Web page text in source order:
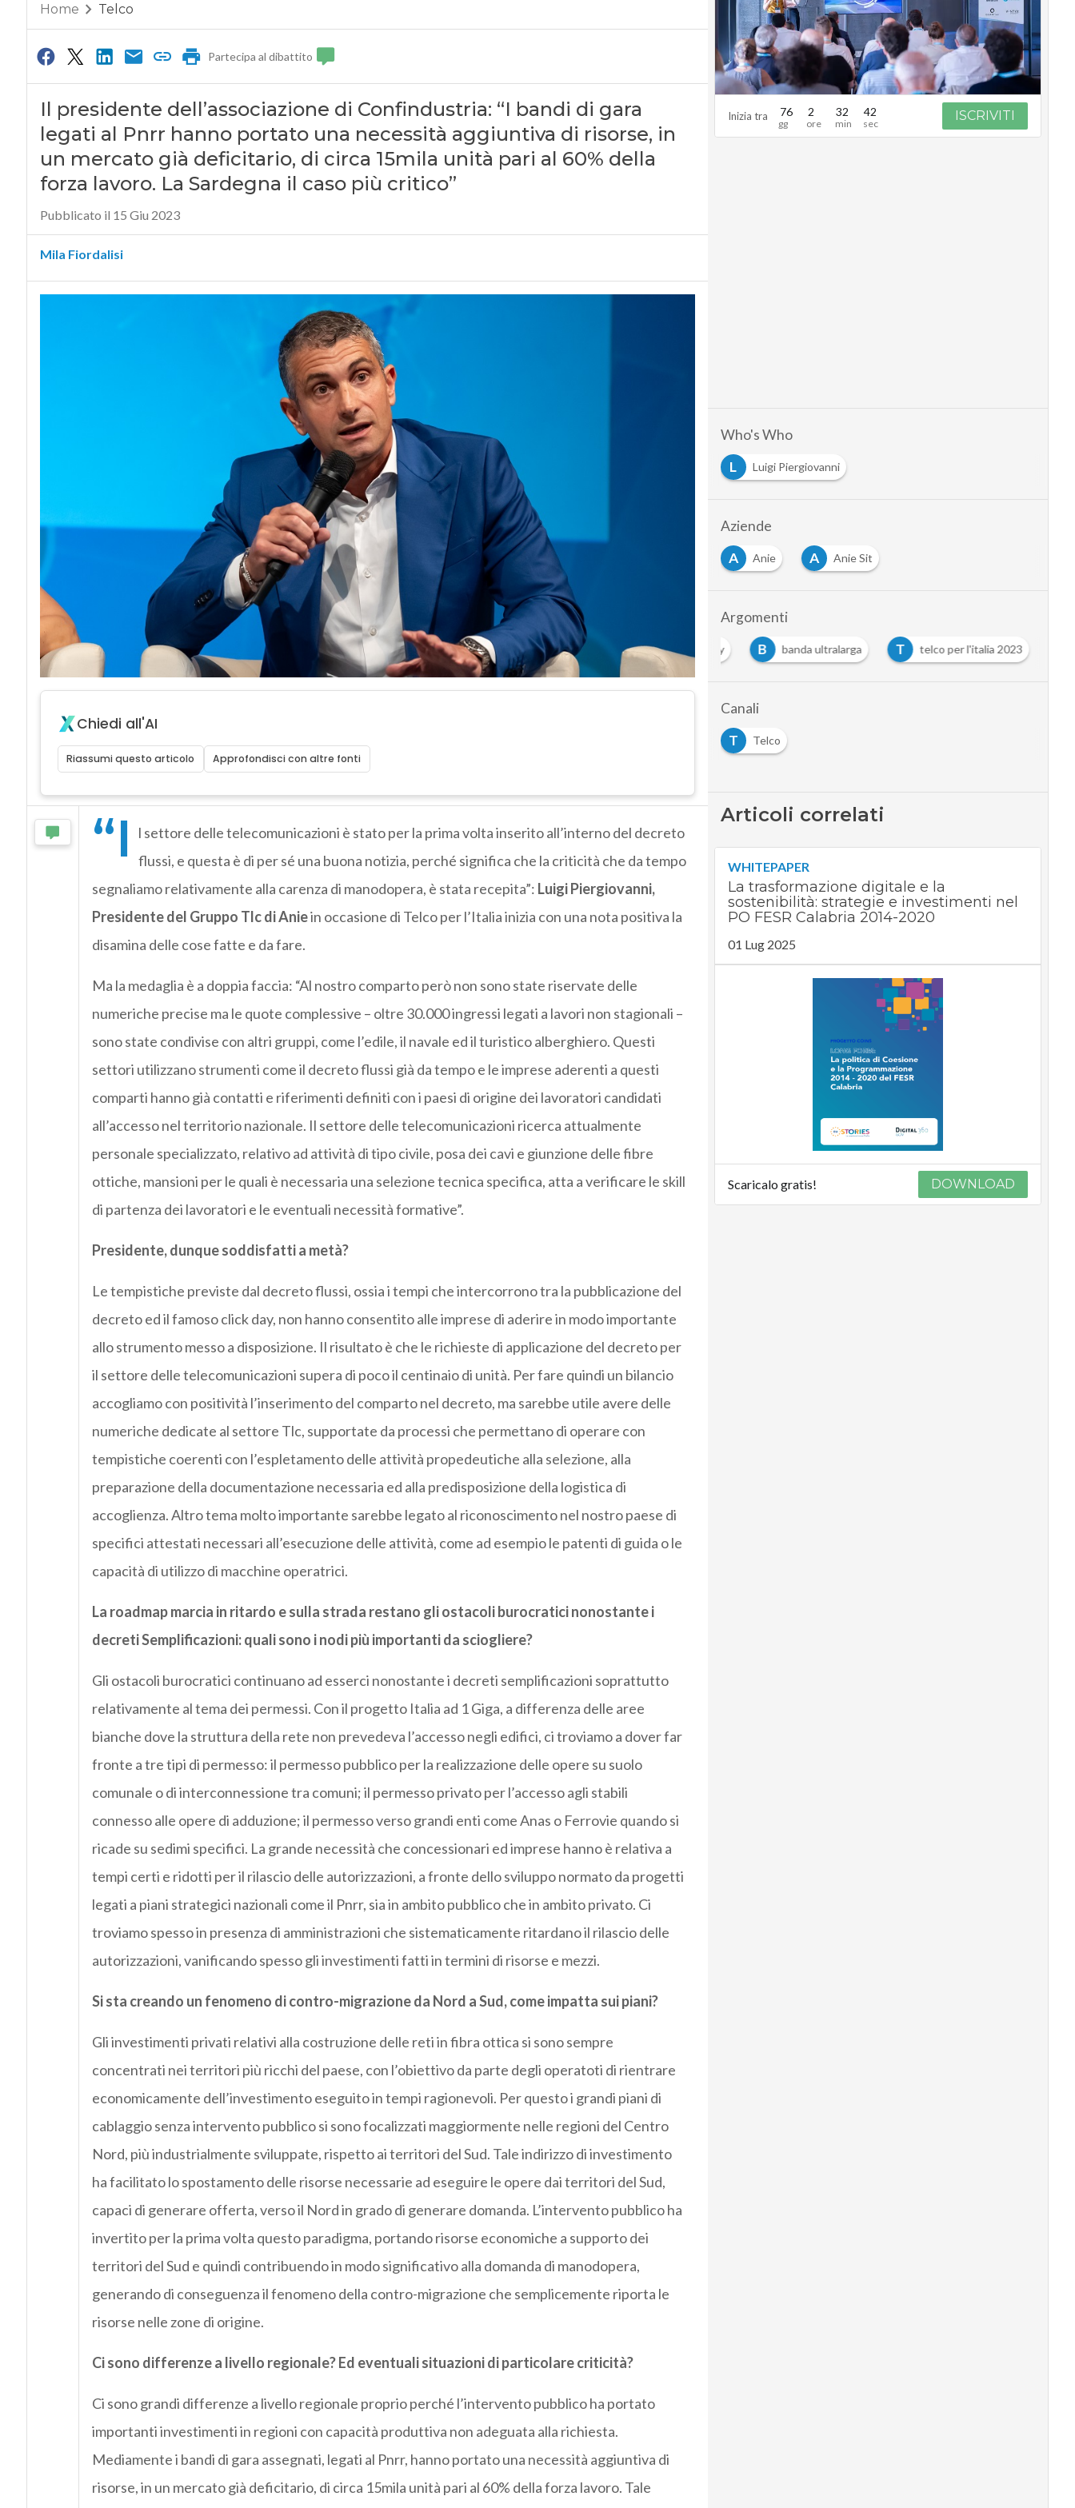
Home Telco
Partecipa al dibattito
Il presidente dell’associazione di Confindustria: “I bandi di gara
legati al Pnrr hanno portato una necessità aggiuntiva di risorse, in
un mercato già deficitario, di circa 15mila unità pari al 60% della
forza lavoro. La Sardegna il caso più critico”
Pubblicato il 15 Giu 2023
Mila Fiordalisi
Chiedi all'AI
Riassumi questo articolo Approfondisci con altre fonti
“I
l settore delle telecomunicazioni è stato per la prima volta inserito all’interno del decreto
flussi, e questa è di per sé una buona notizia, perché significa che la criticità che da tempo
segnaliamo relativamente alla carenza di manodopera, è stata recepita”: Luigi Piergiovanni,
Presidente del Gruppo Tlc di Aniein occasione di Telco per l’Italia inizia con una nota positiva la
disamina delle cose fatte e da fare.
Ma la medaglia è a doppia faccia: “Al nostro comparto però non sono state riservate delle
numeriche precise ma le quote complessive – oltre 30.000 ingressi legati a lavori non stagionali –
sono state condivise con altri gruppi, come l’edile, il navale ed il turistico alberghiero. Questi
settori utilizzano strumenti come il decreto flussi già da tempo e le imprese aderenti a questi
comparti hanno già contatti e riferimenti definiti con i paesi di origine dei lavoratori candidati
all’accesso nel territorio nazionale. Il settore delle telecomunicazioni ricerca attualmente
personale specializzato, relativo ad attività di tipo civile, posa dei cavi e giunzione delle fibre
ottiche, mansioni per le quali è necessaria una selezione tecnica specifica, atta a verificare le skill
di partenza dei lavoratori e le eventuali necessità formative”.
Presidente, dunque soddisfatti a metà?
Le tempistiche previste dal decreto flussi, ossia i tempi che intercorrono tra la pubblicazione del
decreto ed il famoso click day, non hanno consentito alle imprese di aderire in modo importante
allo strumento messo a disposizione. Il risultato è che le richieste di applicazione del decreto per
il settore delle telecomunicazioni supera di poco il centinaio di unità. Per fare quindi un bilancio
accogliamo con positività l’inserimento del comparto nel decreto, ma sarebbe utile avere delle
numeriche dedicate al settore Tlc, supportate da processi che permettano di operare con
tempistiche coerenti con l’espletamento delle attività propedeutiche alla selezione, alla
preparazione della documentazione necessaria ed alla predisposizione della logistica di
accoglienza. Altro tema molto importante sarebbe legato al riconoscimento nel nostro paese di
specifici attestati necessari all’esecuzione delle attività, come ad esempio le patenti di guida o le
capacità di utilizzo di macchine operatrici.
La roadmap marcia in ritardo e sulla strada restano gli ostacoli burocratici nonostante i
decreti Semplificazioni: quali sono i nodi più importanti da sciogliere?
Gli ostacoli burocratici continuano ad esserci nonostante i decreti semplificazioni soprattutto
relativamente al tema dei permessi. Con il progetto Italia ad 1 Giga, a differenza delle aree
bianche dove la struttura della rete non prevedeva l’accesso negli edifici, ci troviamo a dover far
fronte a tre tipi di permesso: il permesso pubblico per la realizzazione delle opere su suolo
comunale o di interconnessione tra comuni; il permesso privato per l’accesso agli stabili
connesso alle opere di adduzione; il permesso verso grandi enti come Anas o Ferrovie quando si
ricade su sedimi specifici. La grande necessità che concessionari ed imprese hanno è relativa a
tempi certi e ridotti per il rilascio delle autorizzazioni, a fronte dello sviluppo normato da progetti
legati a piani strategici nazionali come il Pnrr, sia in ambito pubblico che in ambito privato. Ci
troviamo spesso in presenza di amministrazioni che sistematicamente ritardano il rilascio delle
autorizzazioni, vanificando spesso gli investimenti fatti in termini di risorse e mezzi.
Si sta creando un fenomeno di contro-migrazione da Nord a Sud, come impatta sui piani?
Gli investimenti privati relativi alla costruzione delle reti in fibra ottica si sono sempre
concentrati nei territori più ricchi del paese, con l’obiettivo da parte degli operatoti di rientrare
economicamente dell’investimento eseguito in tempi ragionevoli. Per questo i grandi piani di
cablaggio senza intervento pubblico si sono focalizzati maggiormente nelle regioni del Centro
Nord, più industrialmente sviluppate, rispetto ai territori del Sud. Tale indirizzo di investimento
ha facilitato lo spostamento delle risorse necessarie ad eseguire le opere dai territori del Sud,
capaci di generare offerta, verso il Nord in grado di generare domanda. L’intervento pubblico ha
invertito per la prima volta questo paradigma, portando risorse economiche a supporto dei
territori del Sud e quindi contribuendo in modo significativo alla domanda di manodopera,
generando di conseguenza il fenomeno della contro-migrazione che semplicemente riporta le
risorse nelle zone di origine.
Ci sono differenze a livello regionale? Ed eventuali situazioni di particolare criticità?
Ci sono grandi differenze a livello regionale proprio perché l’intervento pubblico ha portato
importanti investimenti in regioni con capacità produttiva non adeguata alla richiesta.
Mediamente i bandi di gara assegnati, legati al Pnrr, hanno portato una necessità aggiuntiva di
risorse, in un mercato già deficitario, di circa 15mila unità pari al 60% della forza lavoro. Tale
Inizia tra 76 2 32 41 ISCRIVITI
Who's Who
L
Luigi Piergiovanni
Aziende
A
Anie A Anie Sit
Argomenti
#
#telco4italy B banda ultralarga T telco per l'italia 2023
Canali
T
Telco
Articoli correlati
WHITEPAPER
La trasformazione digitale e la
sostenibilità: strategie e investimenti nel
PO FESR Calabria 2014-2020
01 Lug 2025
Scaricalo gratis! DOWNLOAD